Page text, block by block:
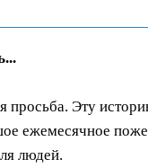
просьба. Эту
ежемесячное
людей.